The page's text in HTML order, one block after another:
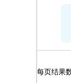
每页结果